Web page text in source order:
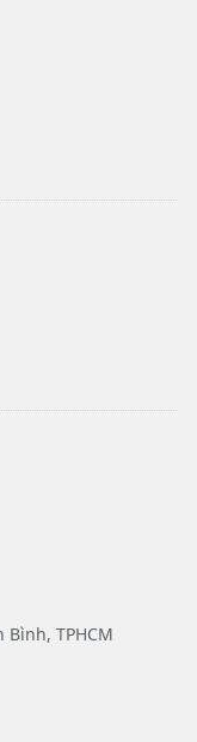
Bình, TPHCM